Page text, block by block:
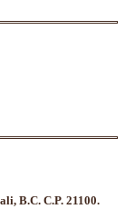
B.C. C.P. 21100.